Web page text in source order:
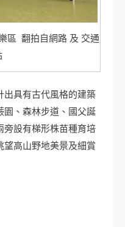
區 翻拍自網路 及 交通
出具有古代風格的建築
園、森林步道、國父誕
旁設有梯形株苗種育培
望高山野地美景及細賞